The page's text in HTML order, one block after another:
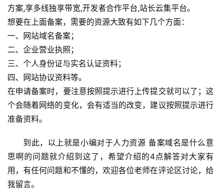
方案,享多线独享带宽,开发者合作平台,站长云集平台。
想要在上面备案，需要的资源大致有如下几个方面：
一、网站域名备案；
二、企业营业执照；
三、个人身份证与实名认证资料；
四、网站协议资料等。
在申请备案时，要注意按照提示进行上传提交就可以了；这
个会随着网络的变化，会有适当的改变，建议按照提示进行
准备资料。
到此，以上就是小编对于人力资源 备案域名是什么意
思啊的问题就介绍到这了，希望介绍的4点解答对大家有
用，有任何问题和不懂的，欢迎各位老师在评论区讨论，给
我留言。